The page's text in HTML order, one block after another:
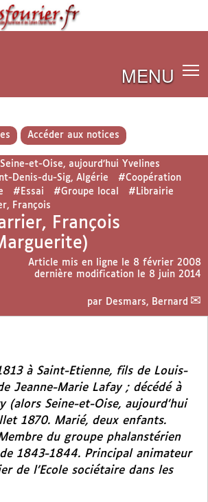
MENU
Accéder aux notices
et-Oise, aujourd’hui Yvelines
Denis-du-Sig, Algérie
#Coopération
#Essai #Groupe local
#Librairie
François
François
Article mis en ligne le 8 février 2008
dernière modification le 8 juin 2014
par Desmars, Bernard
à Saint-Etienne, fils de Louis-
Jeanne-Marie Lafay ; décédé à
(alors Seine-et-Oise, aujourd’hui
1870. Marié, deux enfants.
du groupe phalanstérien
1843-1844. Principal animateur
de l’Ecole sociétaire dans les